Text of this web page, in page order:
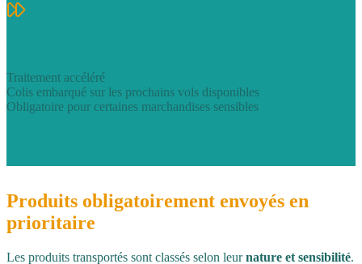
Traitement accéléré
Colis embarqué sur les prochains vols disponibles
Obligatoire pour certaines marchandises sensibles
Produits obligatoirement envoyés en
prioritaire
Les produits transportés sont classés selon leurnature et sensibilité.